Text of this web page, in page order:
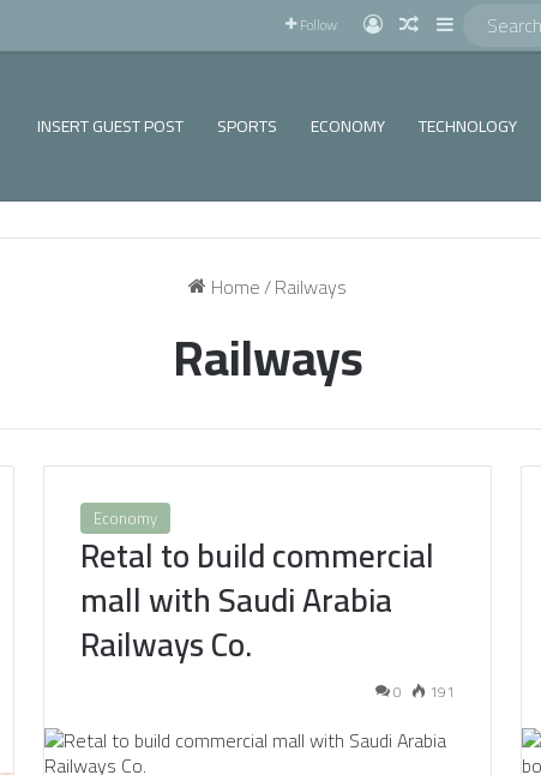
Follow Log InRandom Article
Sidebar
INSERT GUEST POST SPORTS ECONOMY TECHNOLOGY
Home/Railways
Railways
Economy
Retal to build commercial
mall with Saudi Arabia
Railways Co.
0 191